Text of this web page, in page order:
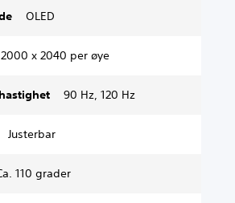
OLED
2000 x 2040 per øye
90 Hz, 120 Hz
Justerbar
110 grader